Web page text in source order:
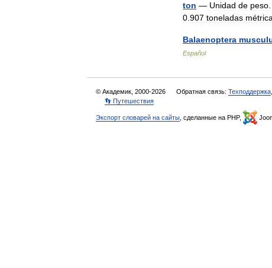
ton — Unidad de peso
0 907 toneladas
Balaenoptera
Español
© Академик, 2000-2026 Обратная связь: Техподдержка
👣 Путешествия
Экспорт словарей на сайты , сделанные на PHP,